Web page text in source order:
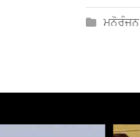
ਮਨੋਰੰਜਨ